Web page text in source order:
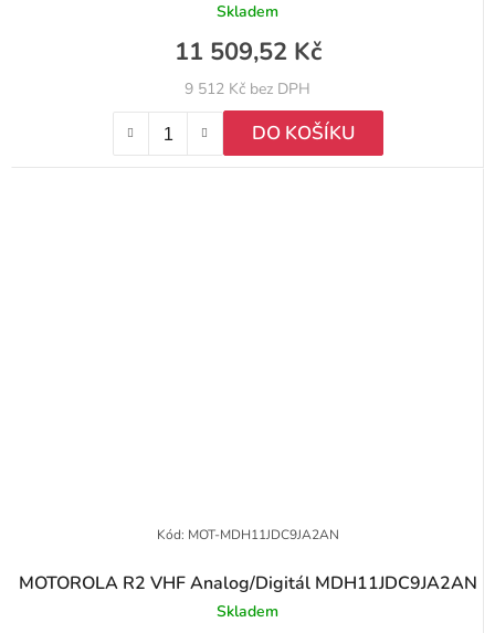
Skladem
9 512 Kč bez DPH
11 509,52 Kč
DO KOŠÍKU
MOTOROLA R2 VHF Analog/Digitál MDH11JDC9JA2AN
Skladem
Kód: MOT-MDH11JDC9JA2AN